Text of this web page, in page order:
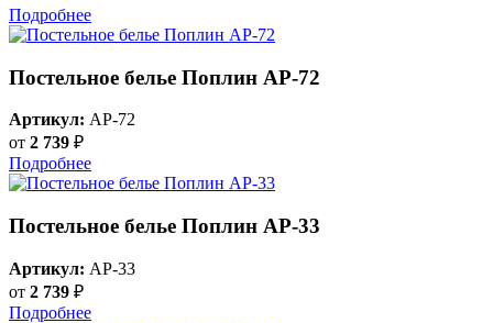
Подробнее
Постельное белье Поплин AP-72
Артикул: AP-72
от 2 739 ₽
Подробнее
Постельное белье Поплин AP-33
Артикул: AP-33
от 2 739 ₽
Подробнее